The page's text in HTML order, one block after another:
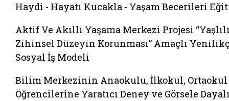
Haydi - Hayatı Kucakla - Yaşam Becerileri
Aktif Ve Akıllı Yaşama Merkezi Projesi
Zihinsel Düzeyin Korunması” Amaçlı
Sosyal İş Modeli
Bilim Merkezinin Anaokulu, İlkokul, Ortaokul
Öğrencilerine Yaratıcı Deney ve Görsele